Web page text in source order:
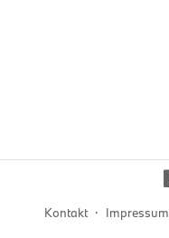
Kontakt · Impressum